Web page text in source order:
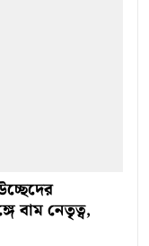
বাম নেতৃত্ব,